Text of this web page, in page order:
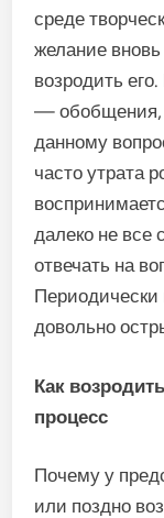
среде
желание
возродить его.
— обобщения,
данному
часто утрата
далеко не все
отвечать на
Периодически
довольно
Как
процесс
Почему у
или поздно